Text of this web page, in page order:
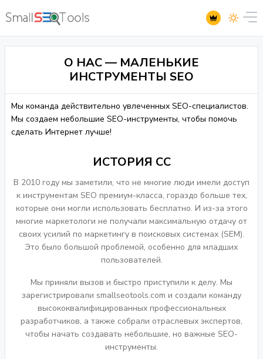
О НАС — МАЛЕНЬКИЕ
ИНСТРУМЕНТЫ SEO
Мы команда действительно увлеченных SEO-специалистов.
Мы создаем небольшие SEO-инструменты, чтобы помочь
сделать Интернет лучше!
ИСТОРИЯ СС
В 2010 году мы заметили, что не многие люди имели доступ
к инструментам SEO премиум-класса, гораздо больше тех,
которые они могли использовать бесплатно. И из-за этого
многие маркетологи не получали максимальную отдачу от
своих усилий по маркетингу в поисковых системах (SEM).
Это было большой проблемой, особенно для младших
пользователей.
Мы приняли вызов и быстро приступили к делу. Мы
зарегистрировали smallseotools.com и создали команду
высококвалифицированных профессиональных
разработчиков, а также собрали отраслевых экспертов,
чтобы начать создавать небольшие, но важные SEO-
инструменты.